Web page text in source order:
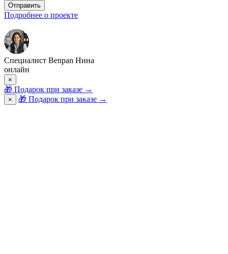
Отправить
Подробнее о проекте
Специалист Benpan Нина
онлайн
×
🎁 Подарок при заказе →
× 🎁 Подарок при заказе →